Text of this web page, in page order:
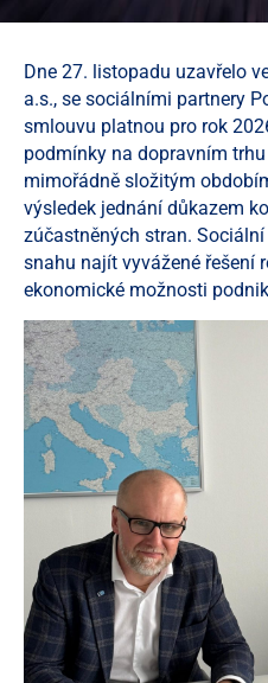
Dne 27. listopadu uzavřelo
a.s., se sociálními partnery
smlouvu platnou pro rok
podmínky na dopravním
mimořádně složitým
výsledek jednání důkazem
zúčastněných stran.
snahu najít vyvážené řešení
ekonomické možnosti